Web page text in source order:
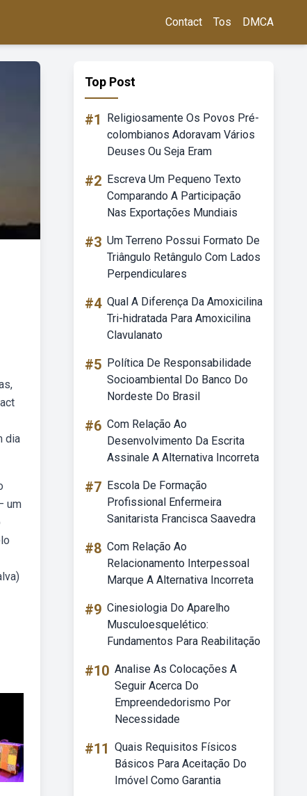
Contact Tos DMCA
dia
um
Top Post
#1
Religiosamente Os Povos Pré-
colombianos Adoravam Vários
Deuses Ou Seja Eram
#2 Escreva Um Pequeno Texto
Comparando A Participação
Nas Exportações Mundiais
#3 Um Terreno Possui Formato De
Triângulo Retângulo Com Lados
Perpendiculares
#4 Qual A Diferença Da Amoxicilina
Tri-hidratada Para Amoxicilina
Clavulanato
#5 Política De Responsabilidade
Socioambiental Do Banco Do
Nordeste Do Brasil
#6 Com Relação Ao
Desenvolvimento Da Escrita
Assinale A Alternativa Incorreta
#7 Escola De Formação
Profissional Enfermeira
Sanitarista Francisca Saavedra
#8 Com Relação Ao
Relacionamento Interpessoal
Marque A Alternativa Incorreta
#9 Cinesiologia Do Aparelho
Musculoesquelético:
Fundamentos Para Reabilitação
#10 Analise As Colocações A
Seguir Acerca Do
Empreendedorismo Por
Necessidade
#11 Quais Requisitos Físicos
Básicos Para Aceitação Do
Imóvel Como Garantia